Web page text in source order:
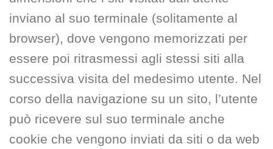
inviano al suo terminale (solitamente al
browser), dove vengono memorizzati per
essere poi ritrasmessi agli stessi siti alla
successiva visita del medesimo utente. Nel
corso della navigazione su un sito, l’utente
può ricevere sul suo terminale anche
cookie che vengono inviati da siti o da web